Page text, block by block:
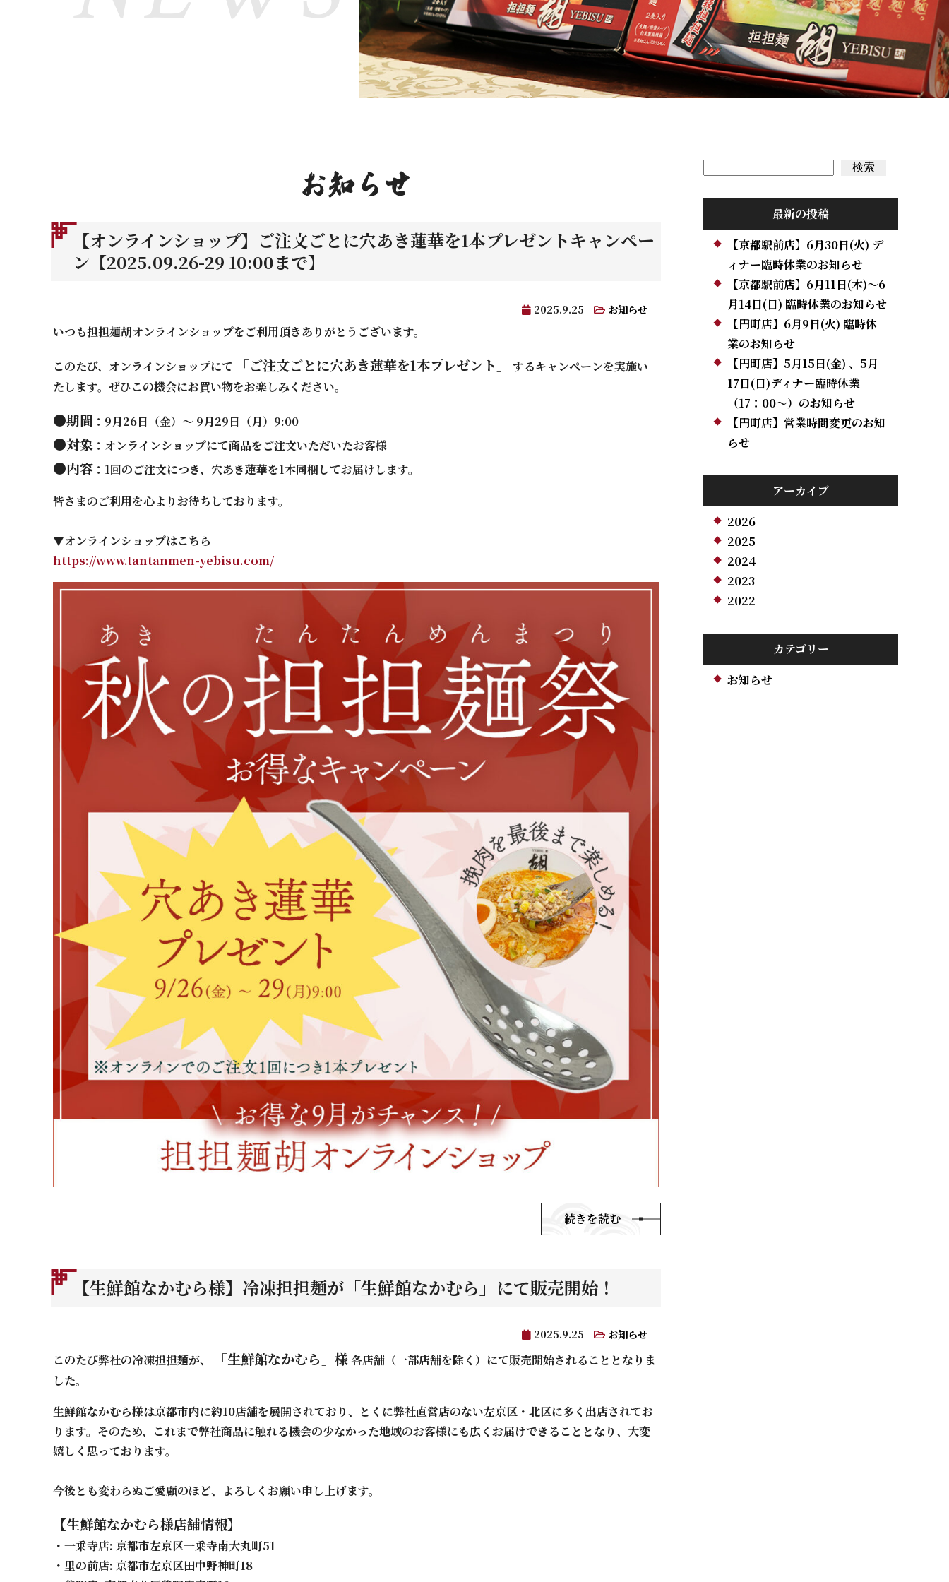
お知らせ
【オンラインショップ】ご注文ごとに穴あき蓮華を1本プレゼントキャンペー
ン【2025.09.26-29 10:00まで】
2025.9.25 お知らせ
いつも担担麺胡オンラインショップをご利用頂きありがとうございます。
このたび、オンラインショップにて 「ご注文ごとに穴あき蓮華を1本プレゼント」
するキャンペーンを実施い
たします。ぜひこの機会にお買い物をお楽しみください。
●期間 ：9月26日（金）～ 9月29日（月）9:00
●対象 ：オンラインショップにて商品をご注文いただいたお客様
●内容 ：1回のご注文につき、穴あき蓮華を1本同梱してお届けします。
皆さまのご利用を心よりお待ちしております。
▼オンラインショップはこちら
https://www.tantanmen-yebisu.com/
続きを読む
【生鮮館なかむら様】冷凍担担麺が「生鮮館なかむら」にて販売開始！
2025.9.25 お知らせ
このたび弊社の冷凍担担麺が、 「生鮮館なかむら」様 各店舗（一部店舗を除く）にて販売開始されることとなりま
した。
生鮮館なかむら様は京都市内に約10店舗を展開されており、とくに弊社直営店のない左京区・北区に多く出店されてお
ります。そのため、これまで弊社商品に触れる機会の少なかった地域のお客様にも広くお届けできることとなり、大変
嬉しく思っております。
今後とも変わらぬご愛顧のほど、よろしくお願い申し上げます。
【生鮮館なかむら様店舗情報】
・一乗寺店: 京都市左京区一乗寺南大丸町51
・里の前店: 京都市左京区田中野神町18
検索
最新の投稿
【京都駅前店】6月30日(火) デ
ィナー臨時休業のお知らせ
【京都駅前店】6月11日(木)～6
月14日(日) 臨時休業のお知らせ
【円町店】6月9日(火) 臨時休
業のお知らせ
【円町店】5月15日(金) 、5月
17日(日)ディナー臨時休業
（17：00～）のお知らせ
【円町店】営業時間変更のお知
らせ
アーカイブ
2026
2025
2024
2023
2022
カテゴリー
お知らせ